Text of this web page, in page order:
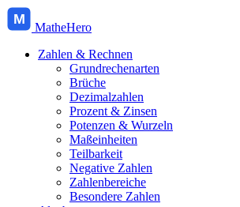
M
MatheHero
Zahlen & Rechnen
Grundrechenarten
Brüche
Dezimalzahlen
Prozent & Zinsen
Potenzen & Wurzeln
Maßeinheiten
Teilbarkeit
Negative Zahlen
Zahlenbereiche
Besondere Zahlen